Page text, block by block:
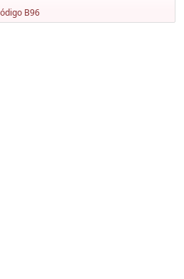
B96